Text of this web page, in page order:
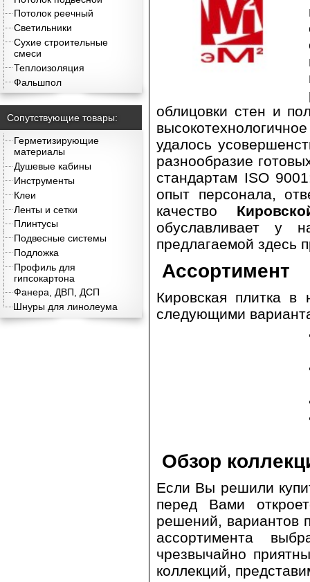
Потолок реечный
Светильники
Сухие строительные
смеси
Теплоизоляция
Фальшпол
Сопутствующие товары:
Герметизирующие
материалы
Душевые кабины
Инструменты
Клеи
Ленты и сетки
Плинтусы
Подвесные системы
Подложка
Профиль для
гипсокартона
Фанера, ДВП, ДСП
Шнуры для линолеума
облицовки стен и
удалось
разнообразие
стандартам ISO
опыт персонала,
качество
обуславливает у
предлагаемой здесь
Ассортимент
Кировская плитка в
следующими
Обзор
Если Вы решили
перед Вами
решений, вариантов
ассортимента
чрезвычайно
коллекций,